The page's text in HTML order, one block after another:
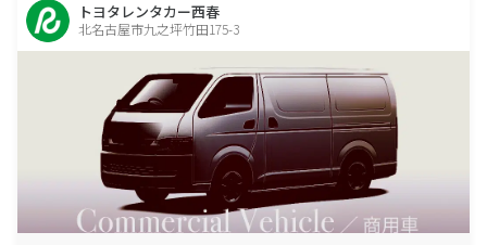
トヨタレンタカー西春
北名古屋市九之坪竹田175-3